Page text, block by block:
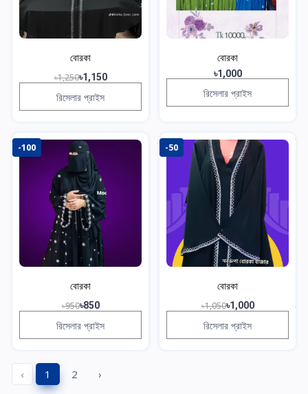
বোরকা
৳1,250৳1,150
রিসেলার প্রাইস
বোরকা
৳1,000
রিসেলার প্রাইস
-100
বোরকা
৳950৳850
রিসেলার প্রাইস
-50
বোরকা
৳1,050৳1,000
রিসেলার প্রাইস
‹ 1 2 ›